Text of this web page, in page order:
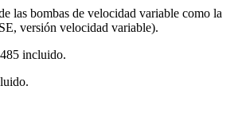
las bombas de velocidad variable como la
versión velocidad variable).
incluido.